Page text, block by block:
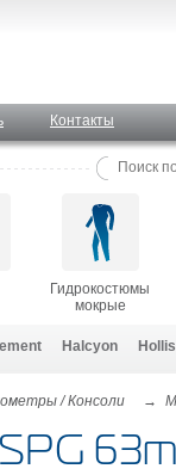
Контакты
Гидрокостюмы
мокрые
Halcyon Hollis
/ Консоли →